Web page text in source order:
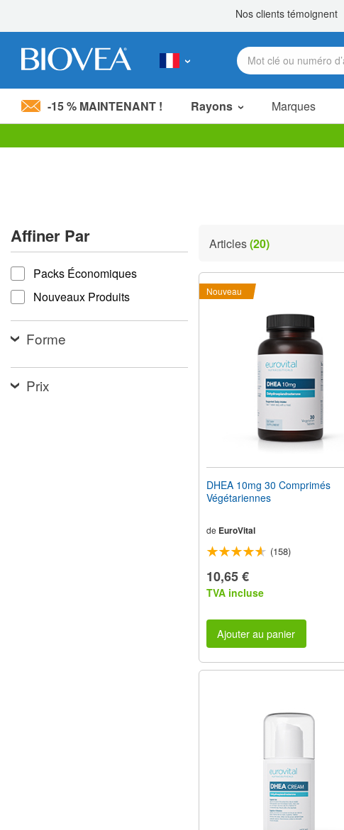
Veuillez
un
système
d'accessibilité.
Appuyez
sur
Ctrl-
pour
adapter
site
aux
-15 % MAINTENANT ! Rayons Marques
Affiner Par
Affiner par
Packs Économiques
Nouveaux Produits
Forme
Prix
Articles(20)
Nouveau
DHEA 10mg 30 Comprimés
Végétariennes
de EuroVital
(158)
10,65 €
TVA incluse
Ajouter au panier